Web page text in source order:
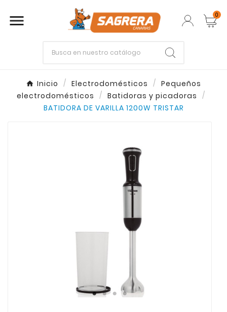
 0
Inicio Electrodomésticos
Pequeños
electrodomésticos
Batidoras y picadoras
BATIDORA DE VARILLA 1200W TRISTAR